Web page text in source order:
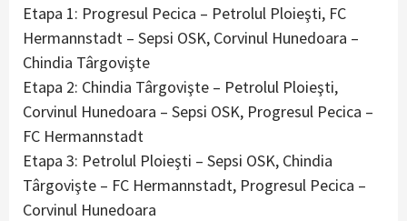
Etapa 1: Progresul Pecica – Petrolul Ploieşti, FC
Hermannstadt – Sepsi OSK, Corvinul Hunedoara –
Chindia Târgovişte
Etapa 2: Chindia Târgovişte – Petrolul Ploieşti,
Corvinul Hunedoara – Sepsi OSK, Progresul Pecica –
FC Hermannstadt
Etapa 3: Petrolul Ploieşti – Sepsi OSK, Chindia
Târgovişte – FC Hermannstadt, Progresul Pecica –
Corvinul Hunedoara